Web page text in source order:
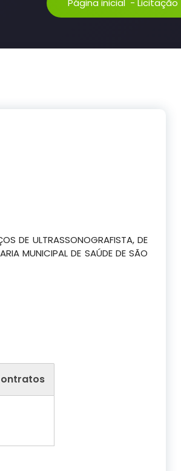
Página inicial - Licitação
DE ULTRASSONOGRAFISTA, DE
MUNICIPAL DE SAÚDE DE SÃO